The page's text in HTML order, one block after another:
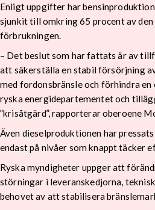
Enligt uppgifter har
sjunkit till omkring 65 procent av den
förbrukningen.
– Det beslut som har fattats är av
att säkerställa en stabil försörjning
med fordonsbränsle och förhindra
ryska energidepartementet och
”krisåtgärd”, rapporterar oberoene
Även dieselproduktionen har
endast på nivåer som knappt täcker
Ryska myndigheter uppger att
störningar i leveranskedjorna,
behovet av att stabilisera